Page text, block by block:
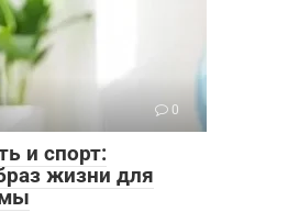
0
и спорт:
жизни для